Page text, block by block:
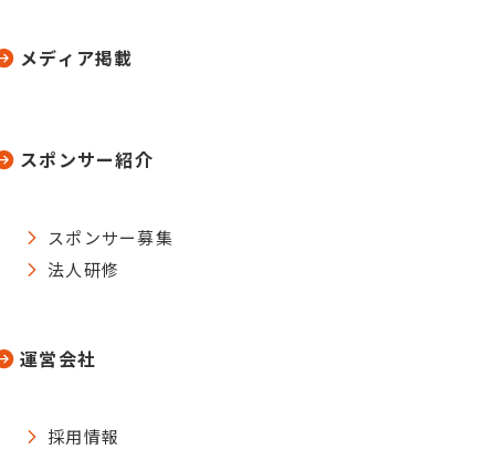
メディア掲載
スポンサー紹介
スポンサー募集
法人研修
運営会社
採用情報